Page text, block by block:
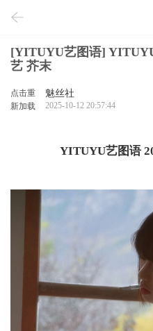
[YITUYU艺图语]
艺 芥末
点击重
新加载
魅丝社
2025-10-12 20:57:44
YITUYU艺图语